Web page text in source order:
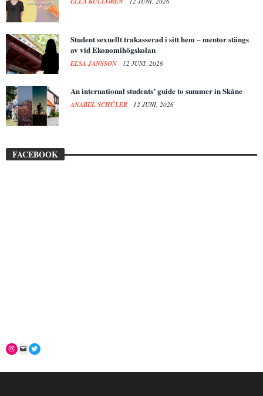
Student sexuellt trakasserad i sitt hem – mentor stängs
av vid Ekonomihögskolan
ELSA JANSSON 12 JUNI, 2026
An international students’ guide to summer in Skåne
ANABEL SCHÜLER 12 JUNI, 2026
FACEBOOK